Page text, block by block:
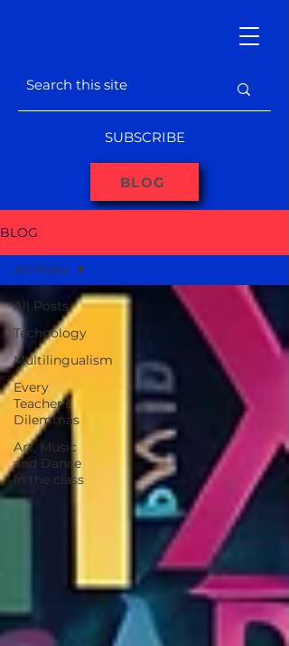
BLOG
SUBSCRIBE
BLOG
All Posts
Technology
Multilingualism
Every
Teacher's
Dilemmas
Art, Music
and Dance
in the class
All Posts